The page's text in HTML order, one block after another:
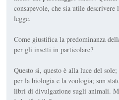
consapevole, che sia utile
legge.
Come giustifica la predominanza
per gli insetti in particolare?
Questo sì, questo è alla luce del
per la biologia e la zoologia; son
libri di divulgazione sugli animali.